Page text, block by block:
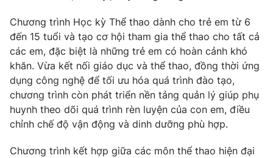
Hitech Công nghệ tương lai
Sản phẩm
Thị trường
Tư vấn
Giao lưu trực tuyến
Lịch phát sóng
Chuyên mục khác
Emagazine
Chương trình Học kỳ Thể thao dành cho trẻ em từ 6
đến 15 tuổi và tạo cơ hội tham gia thể thao cho tất cả
các em, đặc biệt là những trẻ em có hoàn cảnh khó
khăn. Vừa kết nối giáo dục và thể thao, đồng thời ứng
dụng công nghệ để tối ưu hóa quá trình đào tạo,
chương trình còn phát triển nền tảng quản lý giúp phụ
huynh theo dõi quá trình rèn luyện của con em, điều
chỉnh chế độ vận động và dinh dưỡng phù hợp.
Chương trình kết hợp giữa các môn thể thao hiện đại